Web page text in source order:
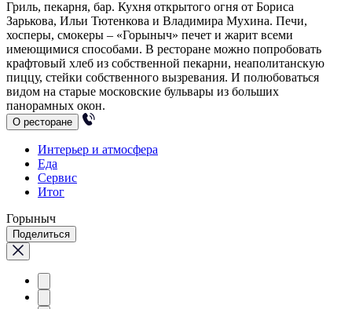
Гриль, пекарня, бар. Кухня открытого огня от Бориса
Зарькова, Ильи Тютенкова и Владимира Мухина. Печи,
хосперы, смокеры – «Горыныч» печет и жарит всеми
имеющимися способами. В ресторане можно попробовать
крафтовый хлеб из собственной пекарни, неаполитанскую
пиццу, стейки собственного вызревания. И полюбоваться
видом на старые московские бульвары из больших
панорамных окон.
О ресторане
Интерьер и атмосфера
Еда
Сервис
Итог
Горыныч
Поделиться